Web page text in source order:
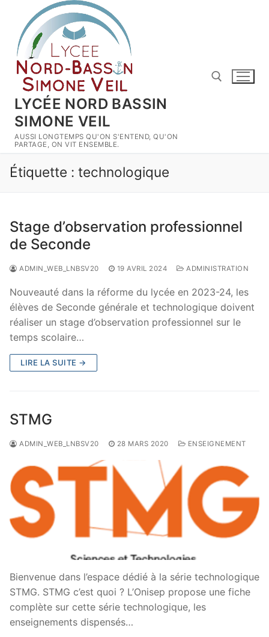
contenu
LYCÉE NORD BASSIN
SIMONE VEIL
AUSSI LONGTEMPS QU'ON S'ENTEND, QU'ON
PARTAGE, ON VIT ENSEMBLE.
Étiquette : technologique
Stage d’observation professionnel
de Seconde
ADMIN_WEB_LNBSV20 19 AVRIL 2024 ADMINISTRATION
Nouveauté dans la réforme du lycée en 2023-24, les
élèves de Seconde générale et technologique doivent
réaliser un stage d’observation professionnel sur le
temps scolaire…
LIRE LA SUITE →
STMG
ADMIN_WEB_LNBSV20 28 MARS 2020 ENSEIGNEMENT
Bienvenue dans l’espace dédié à la série technologique
STMG. STMG c’est quoi ? L’Onisep propose une fiche
complète sur cette série technologique, les
enseignements dispensés…